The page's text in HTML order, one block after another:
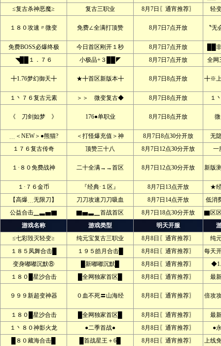
≤复古杀神恶魔≥
复古三职业 8月7日〖通宵推荐〗 轻
１８０攻速〃微变 免费∠全满打顶赞 8月7日7点开放 〝
免费BOSS必爆终极 今日首区刚开１秒 8月7日7点开放
██
◥██１．７６
小极品+３██◤ 8月7日7点开放 全网
╋1.76梦幻御天╋ ★╋首区新版本╋ 8月7日8点开放 ╋※上
１丶７６复古元素 ＞＞ 微变复古◆ 8月7日8点开放 １
《 刀剑如梦 》 176●单职业 8月7日8点开放
﹍＜NEW＞●熊猫? ＜打怪爆充值＞神 8月7日8点30分开放
无
１７６复古传奇
顶赞三十八 8月7日12点30分开放 一
１·８０免费战神 二十全满→→首区 8月7日12点30分开放 新版
１·７６金币 『经典·１区』 8月7日13点开放
★
【高爆﹍无限刀】
刀刀攻速刀刀吸血 8月7日14点开放
低消
公益合击▁▃▅▇
▇▅▃▁首战首区 8月7日18点30分开放
▇区
游戏名称
游戏类型 明天开服
≤七彩毁灭轻变≥
纯元宝复古三职业 8月8日〖通宵推荐〗
纯
１８５凤舞合击█
１９５皓月合击█ 8月8日〖通宵推荐〗
每天
变身嘟嘟沉默⑧
█新嘟嘟沉默█ 8月8日〖通宵推荐〗
１８０█星沙合击
█全网独家首区█ 8月8日〖通宵推荐〗 最
９９９新超变神器 ０血不死〓山海经 8月8日〖通宵推荐〗 倍攻
１８０█星沙合击 █全网独家首区█ 8月8日〖通宵推荐〗
最
１丶８０神影火龙
●二季首战● 8月8日〖通宵推荐〗
●
█８０藏海合击█
█首战星王＋6█ 8月8日〖通宵推荐〗 上线